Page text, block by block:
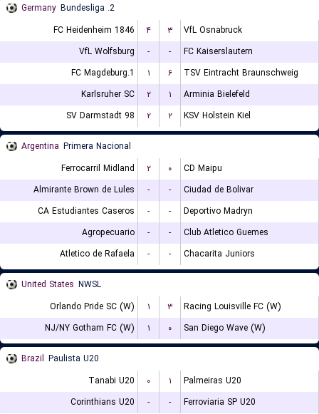
Germany
2. Bundesliga
FC Heidenheim 1846
۴ ۳
VfL Osnabruck
VfL Wolfsburg
- -
FC Kaiserslautern
1.FC Magdeburg
۱ ۶
TSV Eintracht Braunschweig
Karlsruher SC
۲ ۱
Arminia Bielefeld
SV Darmstadt 98
۲ ۲ KSV Holstein Kiel
Argentina Primera Nacional
Ferrocarril Midland
۲ ۰
CD Maipu
Almirante Brown de Lules
- -
Ciudad de Bolivar
CA Estudiantes Caseros
- -
Deportivo Madryn
Agropecuario
- -
Club Atletico Guemes
Atletico de Rafaela
- - Chacarita Juniors
United States NWSL
Orlando Pride SC (W)
۱ ۳
Racing Louisville FC (W)
NJ/NY Gotham FC (W)
۱ ۰ San Diego Wave (W)
Brazil Paulista U20
Tanabi U20
۰ ۱
Palmeiras U20
Corinthians U20
- - Ferroviaria SP U20